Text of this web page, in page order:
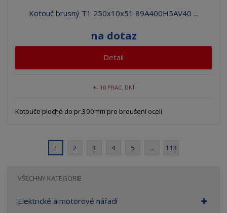
Kotouč brusný T1 250x10x51 89A400H5AV40 ...
na dotaz
Detail
+- 10 PRAC. DNÍ
Kotouče ploché do pr.300mm pro broušení ocelí
1 2 3 4 5 ... 113
VŠECHNY KATEGORIE
Elektrické a motorové nářadí